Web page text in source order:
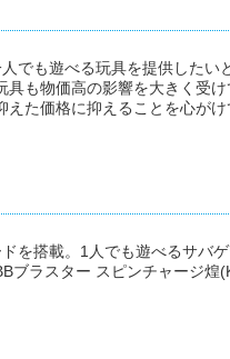
でも遊べる玩具を提供したい
も物価高の影響を大きく受
た価格に抑えることを心が
を搭載。1人でも遊べるサバ
ラスター スピンチャージ煌